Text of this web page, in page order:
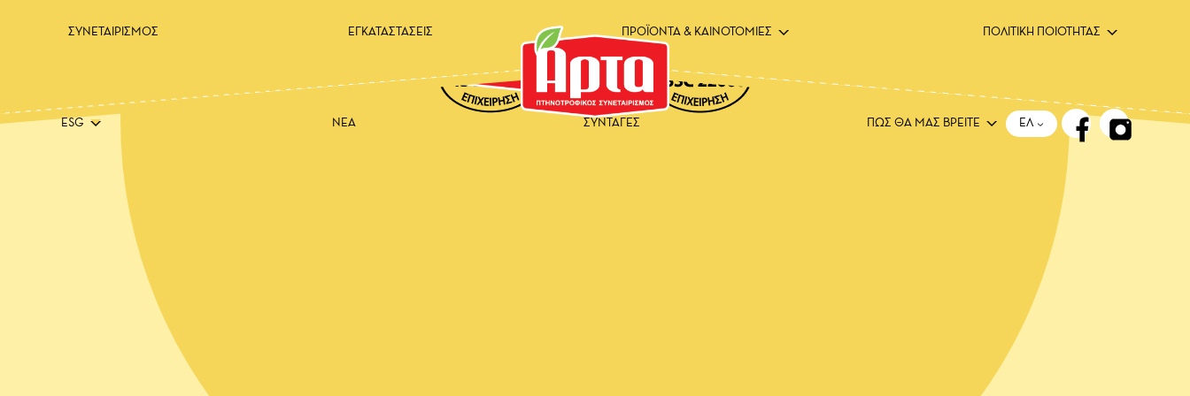
ΣΥΝΕΤΑΙΡΙΣΜΟΣ ΕΓΚΑΤΑΣΤΑΣΕΙΣ ΠΡΟΪΟΝΤΑ & ΚΑΙΝΟΤΟΜΙΕΣ ΠΟΛΙΤΙΚΗ ΠΟΙΟΤΗΤΑΣ
ESG ΝΕΑ ΣΥΝΤΑΓΕΣ ΠΩΣ ΘΑ ΜΑΣ ΒΡΕΙΤΕ ΕΛ